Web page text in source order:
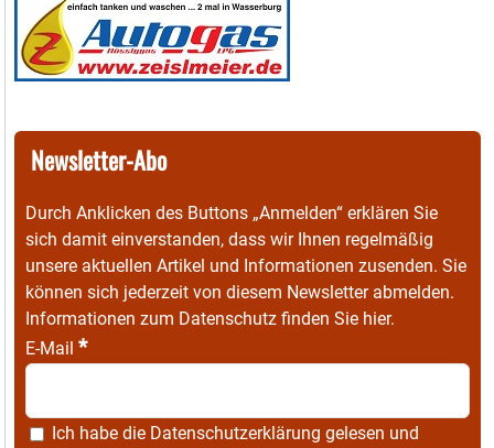
Newsletter-Abo
Durch Anklicken des Buttons „Anmelden“ erklären Sie
sich damit einverstanden, dass wir Ihnen regelmäßig
unsere aktuellen Artikel und Informationen zusenden. Sie
können sich jederzeit von diesem Newsletter abmelden.
Informationen zum Datenschutz finden Sie hier.
E-Mail *
Ich habe die Datenschutzerklärung gelesen und